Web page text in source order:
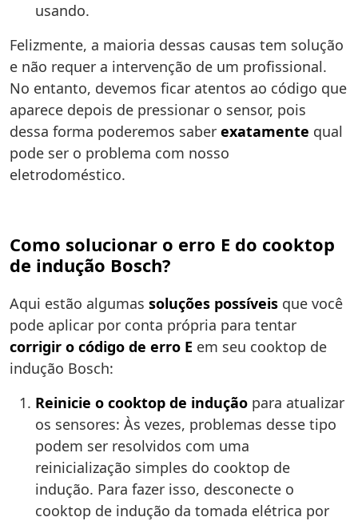
usando.
Felizmente, a maioria dessas causas tem solução
e não requer a intervenção de um profissional.
No entanto, devemos ficar atentos ao código que
aparece depois de pressionar o sensor, pois
dessa forma poderemos saber exatamente qual
pode ser o problema com nosso
eletrodoméstico.
Como solucionar o erro E do cooktop
de indução Bosch?
Aqui estão algumas soluções possíveis que você
pode aplicar por conta própria para tentar
corrigir o código de erro E em seu cooktop de
indução Bosch:
Reinicie o cooktop de indução para atualizar
os sensores: Às vezes, problemas desse tipo
podem ser resolvidos com uma
reinicialização simples do cooktop de
indução. Para fazer isso, desconecte o
cooktop de indução da tomada elétrica por